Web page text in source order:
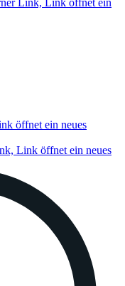
öffnet ein neues
Link öffnet ein neues